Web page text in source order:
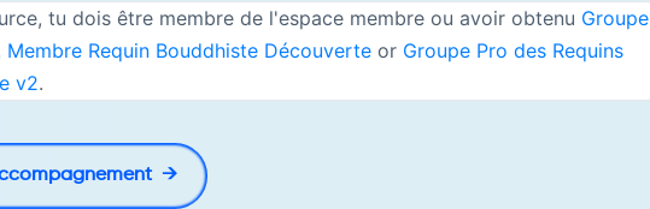
tu dois être membre de l'espace membre ou avoir obtenu Groupe
Membre Requin Bouddhiste Découverte or Groupe Pro des Requins
v2.